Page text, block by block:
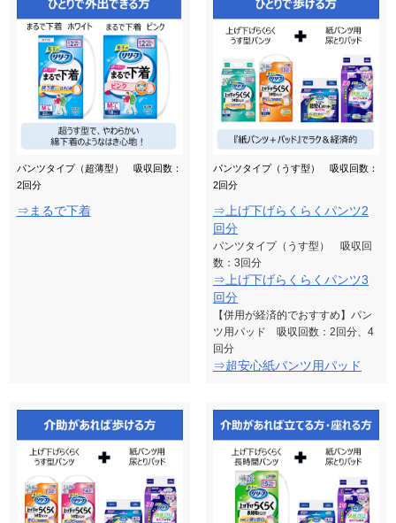
パンツタイプ（超薄型） 吸収回数：
2回分
⇒まるで下着
パンツタイプ（うす型） 吸収回数：
2回分
⇒上げ下げらくらくパンツ2
回分
パンツタイプ（うす型） 吸収回
数：3回分
⇒上げ下げらくらくパンツ3
回分
【併用が経済的でおすすめ】パン
ツ用パッド 吸収回数：2回分、4
回分
⇒超安心紙パンツ用パッド